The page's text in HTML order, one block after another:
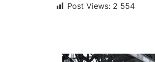
Post Views: 2 554